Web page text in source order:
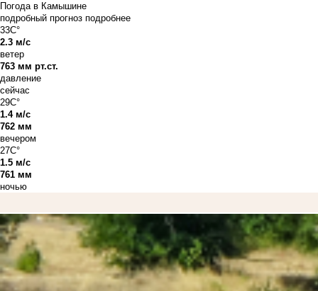
Погода в Камышине
подробный прогноз подробнее
33C°
2.3 м/с
ветер
763 мм рт.ст.
давление
сейчас
29C°
1.4 м/с
762 мм
вечером
27C°
1.5 м/с
761 мм
ночью